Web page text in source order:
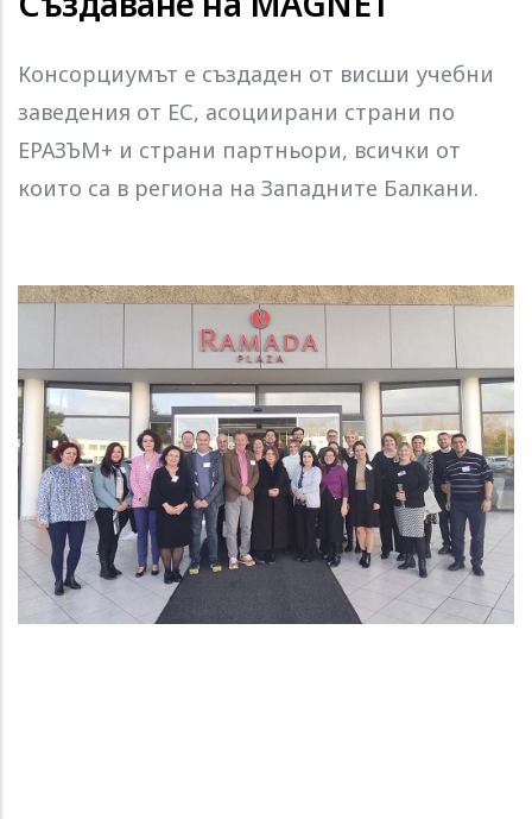
Консорциумът е създаден от висши учебни
заведения от ЕС, асоциирани страни по
ЕРАЗЪМ+ и страни партньори, всички от
които са в региона на Западните Балкани.